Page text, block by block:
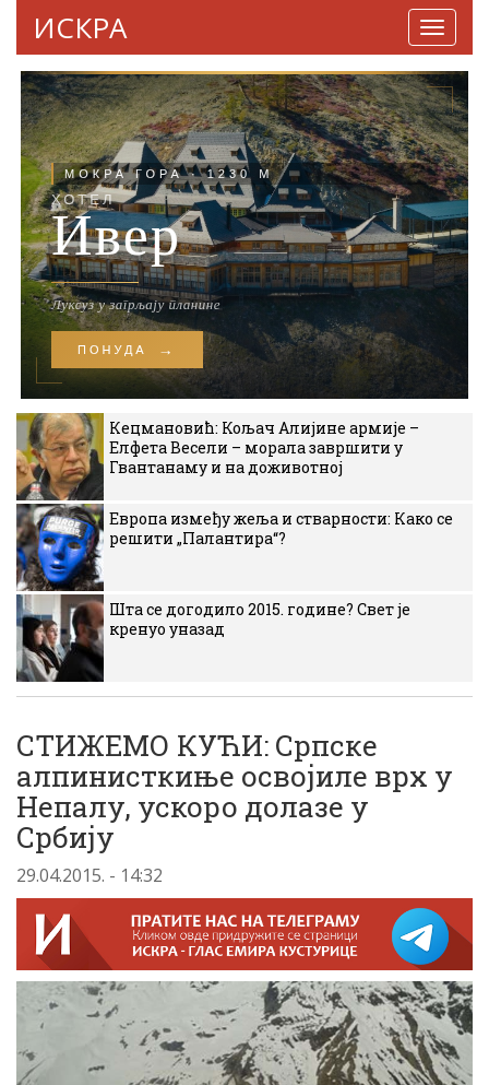
ИСКРА
Кецмановић: Кољач Алијине армије –
Елфета Весели – морала завршити у
Гвантанаму и на доживотној
Европа између жеља и стварности: Како се
решити „Палантира“?
Шта се догодило 2015. године? Свет је
кренуо уназад
СТИЖЕМО КУЋИ: Српске
алпинисткиње освојиле врх у
Непалу, ускоро долазе у
Србију
29.04.2015. - 14:32